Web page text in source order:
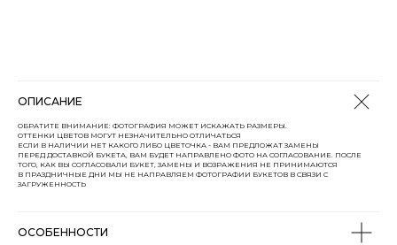
ОПИСАНИЕ
ОБРАТИТЕ ВНИМАНИЕ: ФОТОГРАФИЯ МОЖЕТ ИСКАЖАТЬ РАЗМЕРЫ.
ОТТЕНКИ ЦВЕТОВ МОГУТ НЕЗНАЧИТЕЛЬНО ОТЛИЧАТЬСЯ
ЕСЛИ В НАЛИЧИИ НЕТ КАКОГО ЛИБО ЦВЕТОЧКА - ВАМ ПРЕДЛОЖАТ ЗАМЕНЫ
ПЕРЕД ДОСТАВКОЙ БУКЕТА, ВАМ БУДЕТ НАПРАВЛЕНО ФОТО НА СОГЛАСОВАНИЕ. ПОСЛЕ
ТОГО, КАК ВЫ СОГЛАСОВАЛИ БУКЕТ, ЗАМЕНЫ И ВОЗРАЖЕНИЯ НЕ ПРИНИМАЮТСЯ
В ПРАЗДНИЧНЫЕ ДНИ МЫ НЕ НАПРАВЛЯЕМ ФОТОГРАФИИ БУКЕТОВ В СВЯЗИ С
ЗАГРУЖЕННОСТЬ
ОСОБЕННОСТИ